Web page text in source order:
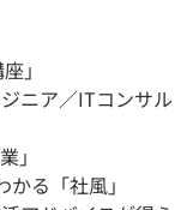
」
ニア／ITコンサル
」
る「社風」